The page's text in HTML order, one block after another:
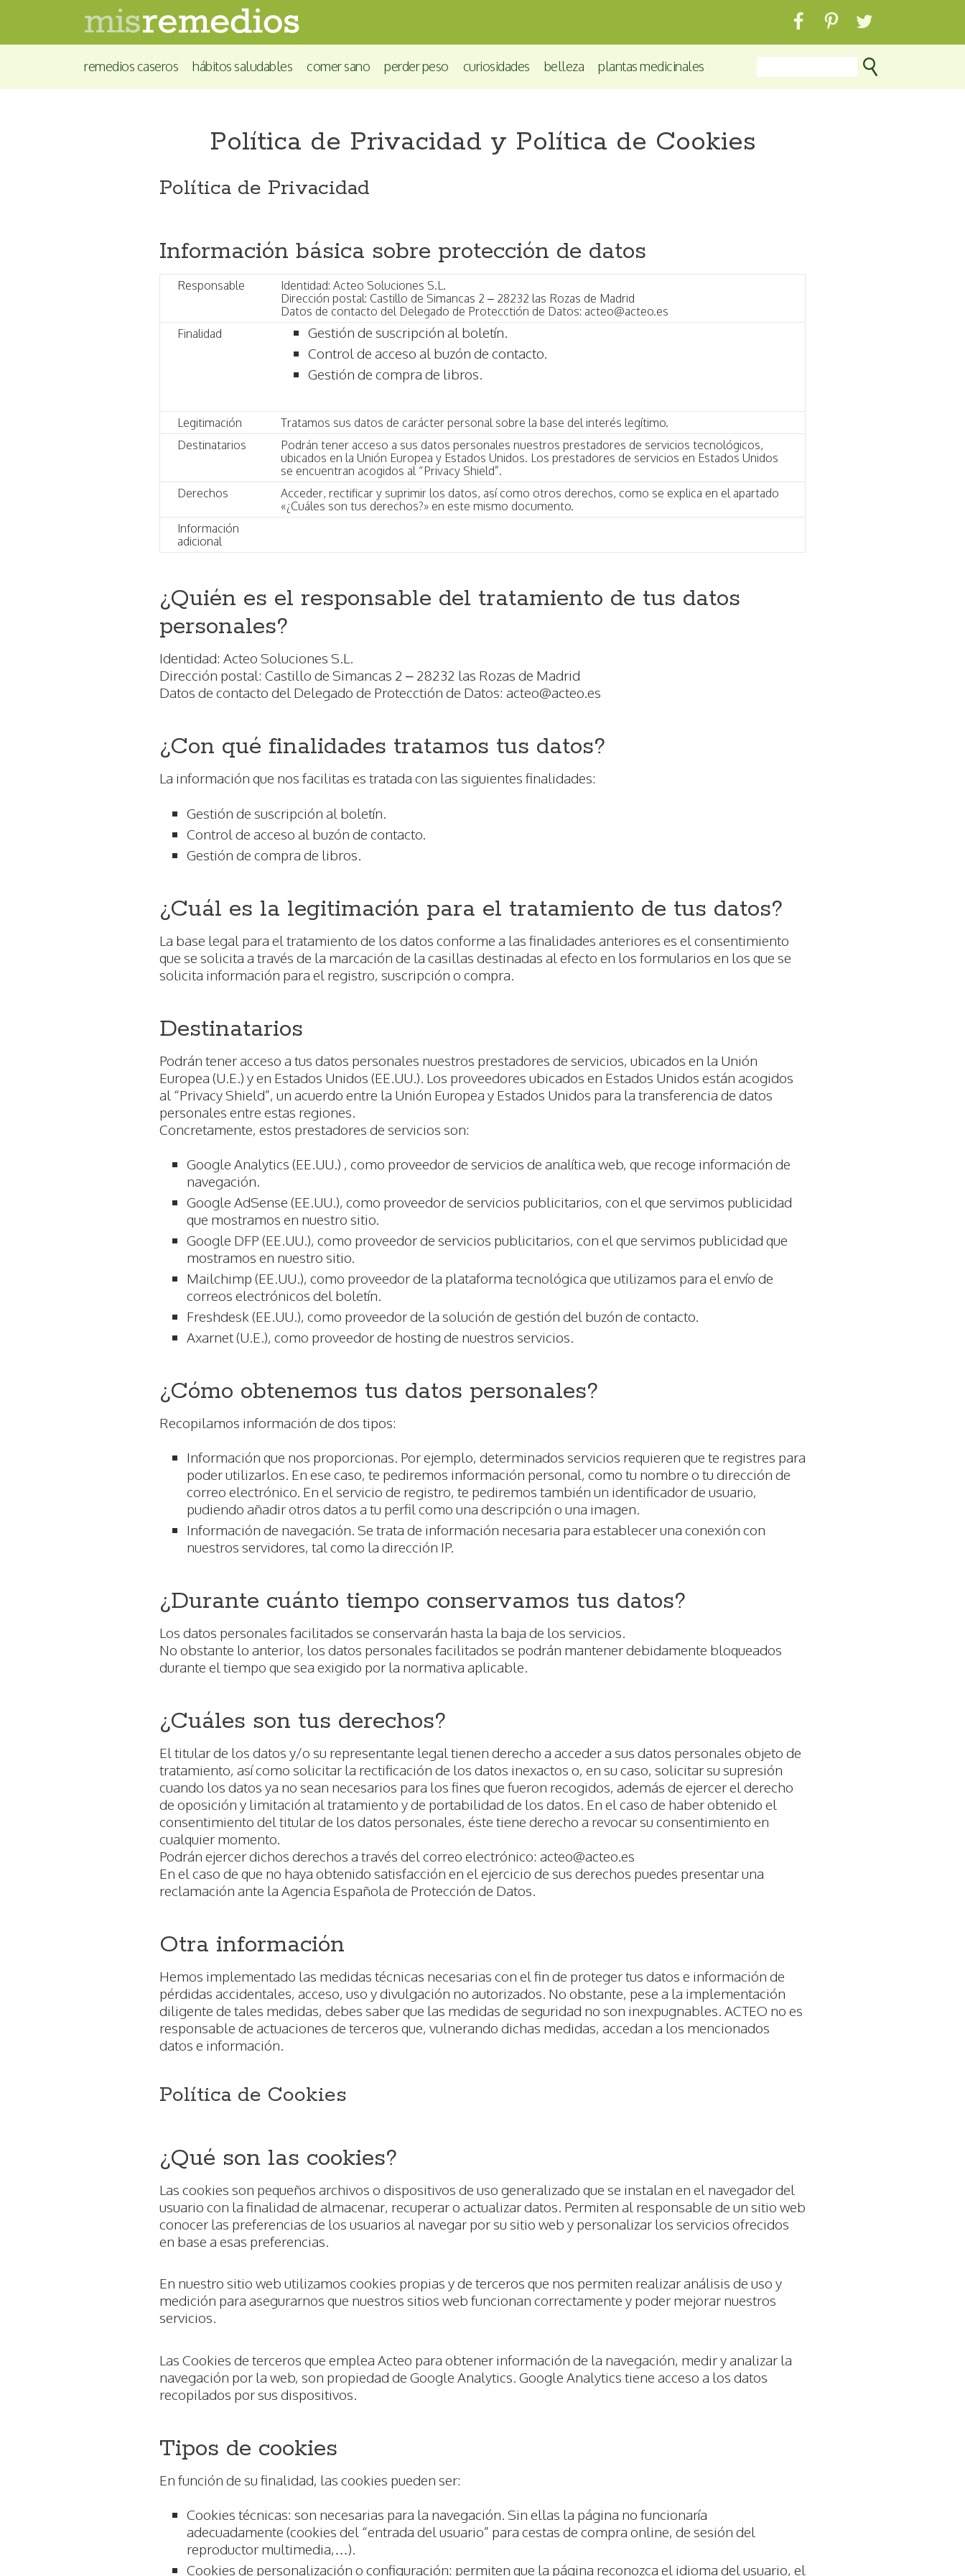
remedios caseros hábitos saludables comer sano perder peso curiosidades belleza plantas medicinales
Política de Privacidad y Política de Cookies
Política de Privacidad
Información básica sobre protección de datos
Responsable
Identidad: Acteo Soluciones S.L.
Dirección postal: Castillo de Simancas 2 – 28232 las Rozas de Madrid
Datos de contacto del Delegado de Protecctión de Datos: acteo@acteo.es
Finalidad
Gestión de suscripción al boletín.
Control de acceso al buzón de contacto.
Gestión de compra de libros.
Legitimación
Tratamos sus datos de carácter personal sobre la base del interés legítimo.
Destinatarios
Podrán tener acceso a sus datos personales nuestros prestadores de servicios tecnológicos,
ubicados en la Unión Europea y Estados Unidos. Los prestadores de servicios en Estados Unidos
se encuentran acogidos al “Privacy Shield”.
Derechos
Acceder, rectificar y suprimir los datos, así como otros derechos, como se explica en el apartado
«¿Cuáles son tus derechos?» en este mismo documento.
Información
adicional
¿Quién es el responsable del tratamiento de tus datos
personales?
Identidad: Acteo Soluciones S.L.
Dirección postal: Castillo de Simancas 2 – 28232 las Rozas de Madrid
Datos de contacto del Delegado de Protecctión de Datos: acteo@acteo.es
¿Con qué finalidades tratamos tus datos?
La información que nos facilitas es tratada con las siguientes finalidades:
Gestión de suscripción al boletín.
Control de acceso al buzón de contacto.
Gestión de compra de libros.
¿Cuál es la legitimación para el tratamiento de tus datos?
La base legal para el tratamiento de los datos conforme a las finalidades anteriores es el consentimiento
que se solicita a través de la marcación de la casillas destinadas al efecto en los formularios en los que se
solicita información para el registro, suscripción o compra.
Destinatarios
Podrán tener acceso a tus datos personales nuestros prestadores de servicios, ubicados en la Unión
Europea (U.E.) y en Estados Unidos (EE.UU.). Los proveedores ubicados en Estados Unidos están acogidos
al “Privacy Shield”, un acuerdo entre la Unión Europea y Estados Unidos para la transferencia de datos
personales entre estas regiones.
Concretamente, estos prestadores de servicios son:
Google Analytics (EE.UU.) , como proveedor de servicios de analítica web, que recoge información de
navegación.
Google AdSense (EE.UU.), como proveedor de servicios publicitarios, con el que servimos publicidad
que mostramos en nuestro sitio.
Google DFP (EE.UU.), como proveedor de servicios publicitarios, con el que servimos publicidad que
mostramos en nuestro sitio.
Mailchimp (EE.UU.), como proveedor de la plataforma tecnológica que utilizamos para el envío de
correos electrónicos del boletín.
Freshdesk (EE.UU.), como proveedor de la solución de gestión del buzón de contacto.
Axarnet (U.E.), como proveedor de hosting de nuestros servicios.
¿Cómo obtenemos tus datos personales?
Recopilamos información de dos tipos:
Información que nos proporcionas. Por ejemplo, determinados servicios requieren que te registres para
poder utilizarlos. En ese caso, te pediremos información personal, como tu nombre o tu dirección de
correo electrónico. En el servicio de registro, te pediremos también un identificador de usuario,
pudiendo añadir otros datos a tu perfil como una descripción o una imagen.
Información de navegación. Se trata de información necesaria para establecer una conexión con
nuestros servidores, tal como la dirección IP.
¿Durante cuánto tiempo conservamos tus datos?
Los datos personales facilitados se conservarán hasta la baja de los servicios.
No obstante lo anterior, los datos personales facilitados se podrán mantener debidamente bloqueados
durante el tiempo que sea exigido por la normativa aplicable.
¿Cuáles son tus derechos?
El titular de los datos y/o su representante legal tienen derecho a acceder a sus datos personales objeto de
tratamiento, así como solicitar la rectificación de los datos inexactos o, en su caso, solicitar su supresión
cuando los datos ya no sean necesarios para los fines que fueron recogidos, además de ejercer el derecho
de oposición y limitación al tratamiento y de portabilidad de los datos. En el caso de haber obtenido el
consentimiento del titular de los datos personales, éste tiene derecho a revocar su consentimiento en
cualquier momento.
Podrán ejercer dichos derechos a través del correo electrónico: acteo@acteo.es
En el caso de que no haya obtenido satisfacción en el ejercicio de sus derechos puedes presentar una
reclamación ante la Agencia Española de Protección de Datos.
Otra información
Hemos implementado las medidas técnicas necesarias con el fin de proteger tus datos e información de
pérdidas accidentales, acceso, uso y divulgación no autorizados. No obstante, pese a la implementación
diligente de tales medidas, debes saber que las medidas de seguridad no son inexpugnables. ACTEO no es
responsable de actuaciones de terceros que, vulnerando dichas medidas, accedan a los mencionados
datos e información.
Política de Cookies
¿Qué son las cookies?
Las cookies son pequeños archivos o dispositivos de uso generalizado que se instalan en el navegador del
usuario con la finalidad de almacenar, recuperar o actualizar datos. Permiten al responsable de un sitio web
conocer las preferencias de los usuarios al navegar por su sitio web y personalizar los servicios ofrecidos
en base a esas preferencias.
En nuestro sitio web utilizamos cookies propias y de terceros que nos permiten realizar análisis de uso y
medición para asegurarnos que nuestros sitios web funcionan correctamente y poder mejorar nuestros
servicios.
Las Cookies de terceros que emplea Acteo para obtener información de la navegación, medir y analizar la
navegación por la web, son propiedad de Google Analytics. Google Analytics tiene acceso a los datos
recopilados por sus dispositivos.
Tipos de cookies
En función de su finalidad, las cookies pueden ser:
Cookies técnicas: son necesarias para la navegación. Sin ellas la página no funcionaría
adecuadamente (cookies del “entrada del usuario” para cestas de compra online, de sesión del
reproductor multimedia,…).
Cookies de personalización o configuración: permiten que la página reconozca el idioma del usuario, el